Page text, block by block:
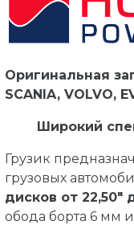
Оригинальная
SCANIA, VOLVO,
Широкий
Грузик
грузовых
дисков от 22,50"
обода борта 6 мм